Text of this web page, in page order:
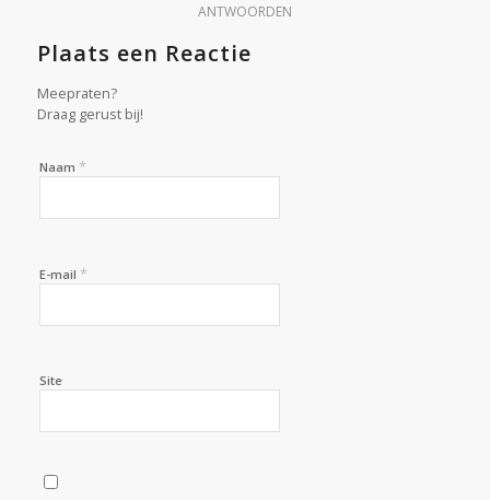
ANTWOORDEN
Plaats een Reactie
Meepraten?
Draag gerust bij!
Naam *
E-mail *
Site